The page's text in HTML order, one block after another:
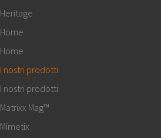
Heritage
Home
Home
I nostri prodotti
I nostri prodotti
Matrixx Mag™
Mimetix